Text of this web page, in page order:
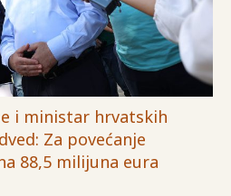
i ministar hrvatskih
Za povećanje
88,5 milijuna eura